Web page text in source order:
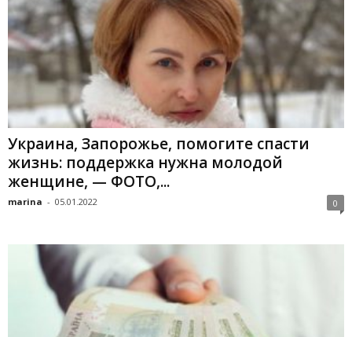
Украина, Запорожье, помогите спасти
жизнь: поддержка нужна молодой
женщине, — ФОТО,...
marina - 05.01.2022 0